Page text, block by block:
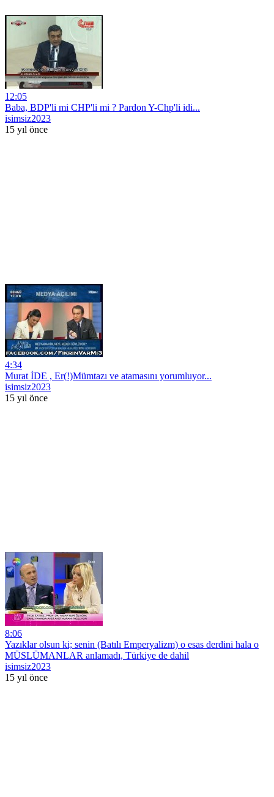
12:05
Baba, BDP'li mi CHP'li mi ? Pardon Y-Chp'li idi...
isimsiz2023
15 yıl önce
4:34
Murat İDE , Er(!)Mümtazı ve atamasını yorumluyor...
isimsiz2023
15 yıl önce
8:06
Yazıklar olsun ki; senin (Batılı Emperyalizm) o esas derdini hala o
MÜSLÜMANLAR anlamadı, Türkiye de dahil
isimsiz2023
15 yıl önce